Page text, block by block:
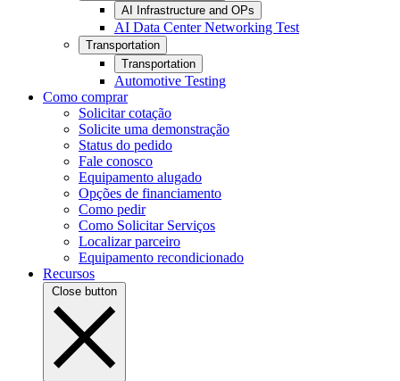
AI Infrastructure and OPs
AI Data Center Networking Test
Transportation
Transportation
Automotive Testing
Como comprar
Solicitar cotação
Solicite uma demonstração
Status do pedido
Fale conosco
Equipamento alugado
Opções de financiamento
Como pedir
Como Solicitar Serviços
Localizar parceiro
Equipamento recondicionado
Recursos
Close button